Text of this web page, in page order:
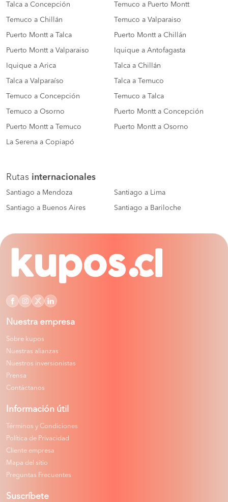
Talca a Concepción Temuco a Puerto Montt
Temuco a Chillán Temuco a Valparaiso
Puerto Montt a Talca Puerto Montt a Chillán
Puerto Montt a Valparaiso Iquique a Antofagasta
Iquique a Arica Talca a Chillán
Talca a Valparaíso Talca a Temuco
Temuco a Concepción Temuco a Talca
Temuco a Osorno Puerto Montt a Concepción
Puerto Montt a Temuco Puerto Montt a Osorno
La Serena a Copiapó
Rutas internacionales
Santiago a Mendoza Santiago a Lima
Santiago a Buenos Aires Santiago a Bariloche
Nuestra empresa
Sobre kupos
Nuestras alianzas
Nuestros inversionistas
Prensa
Contáctanos
Información útil
Términos y Condiciones
Política de Privacidad
Cliente empresa
Mapa del sitio
Preguntas Frecuentes
Suscríbete